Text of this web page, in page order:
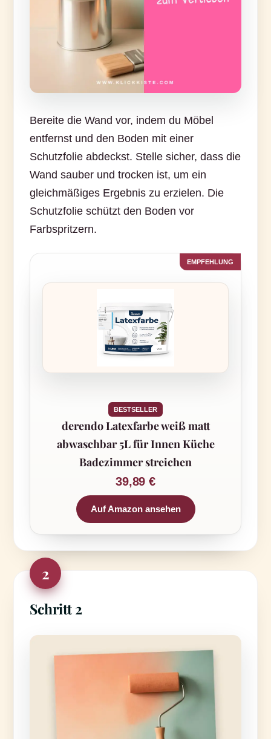
Bereite die Wand vor, indem du Möbel
entfernst und den Boden mit einer
Schutzfolie abdeckst. Stelle sicher, dass die
Wand sauber und trocken ist, um ein
gleichmäßiges Ergebnis zu erzielen. Die
Schutzfolie schützt den Boden vor
Farbspritzern.
BESTSELLER
derendo Latexfarbe weiß matt
abwaschbar 5L für Innen Küche
Badezimmer streichen
39,89 €
Auf Amazon ansehen
2
Schritt 2